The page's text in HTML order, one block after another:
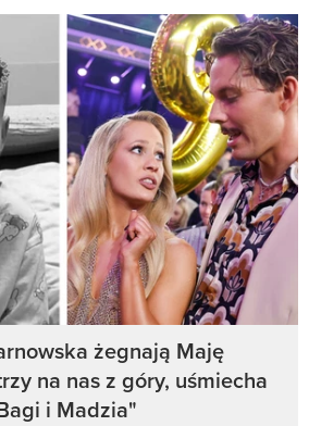
żegnają Maję
na nas z góry, uśmiecha
i Madzia"